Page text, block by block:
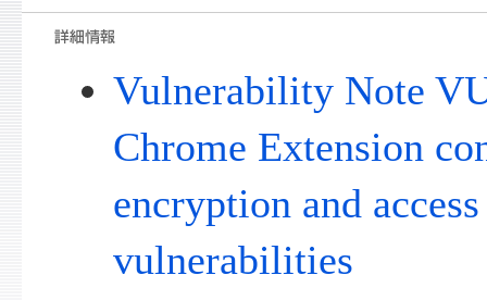
Vulnerability Note
Chrome Extension
encryption and
vulnerabilities